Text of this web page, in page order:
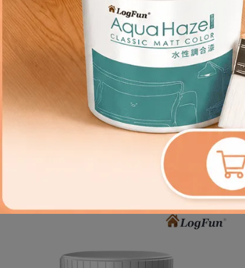
午兩點前下單，當日出貨，滿千免運！
造．現貨供應
取貨】
7-11、全家便利商店
運送】
商品